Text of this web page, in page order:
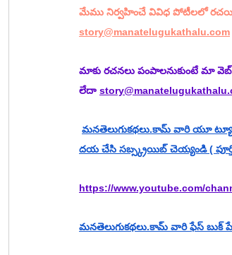
మేము నిర్వహించే వివిధ పోటీలలో
story@manatelugukathalu.com
మాకు రచనలు పంపాలనుకుంటే మా
లేదా
మనతెలుగుకథలు.కామ్ వారి యూ
దయ చేసి సబ్స్క్రయిబ్ చెయ్యండి (
https://www.youtube.com/
మనతెలుగుకథలు.కామ్ వారి ఫేస్ బుక్